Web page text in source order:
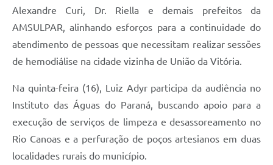
Galeria de Vídeos
Projetos
Logo Prefeitura de São Mateus do Sul
Links
Agenda
Alexandre Curi, Dr. Riella e demais prefeitos da
AMSULPAR, alinhando esforços para a continuidade do
atendimento de pessoas que necessitam realizar sessões
de hemodiálise na cidade vizinha de União da Vitória.
Na quinta-feira (16), Luiz Adyr participa da audiência no
Instituto das Águas do Paraná, buscando apoio para a
execução de serviços de limpeza e desassoreamento no
Rio Canoas e a perfuração de poços artesianos em duas
localidades rurais do município.